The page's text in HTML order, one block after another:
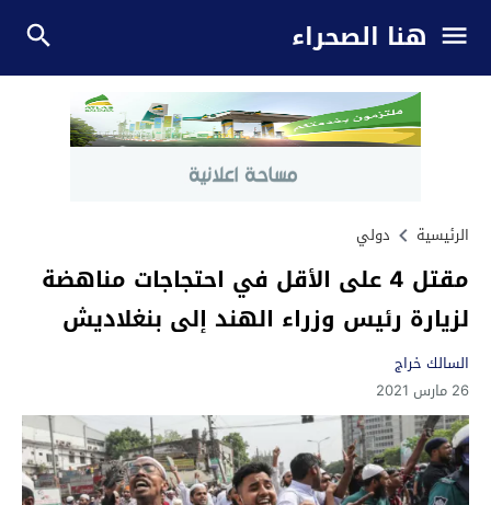
هنا الصحراء
الرئيسية دولي
مقتل 4 على الأقل في احتجاجات مناهضة
لزيارة رئيس وزراء الهند إلى بنغلاديش
السالك خراج
26 مارس 2021